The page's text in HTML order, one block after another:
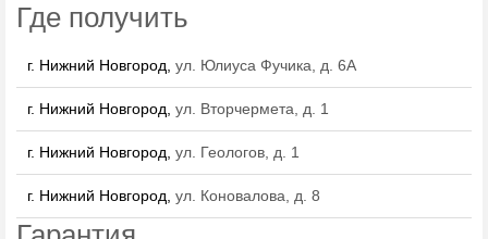
Где получить
г. Нижний Новгород, ул. Юлиуса Фучика, д. 6А
г. Нижний Новгород, ул. Вторчермета, д. 1
г. Нижний Новгород, ул. Геологов, д. 1
г. Нижний Новгород, ул. Коновалова, д. 8